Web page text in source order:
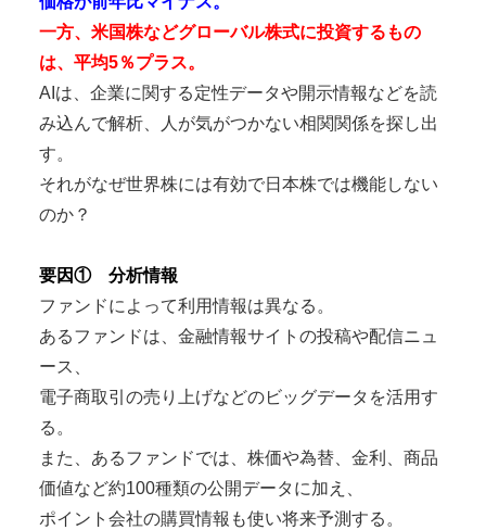
一方、米国株などグローバル株式に投資するもの
は、平均5％プラス。
AIは、企業に関する定性データや開示情報などを読
み込んで解析、人が気がつかない相関関係を探し出
す。
それがなぜ世界株には有効で日本株では機能しない
のか？
要因① 分析情報
ファンドによって利用情報は異なる。
あるファンドは、金融情報サイトの投稿や配信ニュ
ース、
電子商取引の売り上げなどのビッグデータを活用す
る。
また、あるファンドでは、株価や為替、金利、商品
価値など約100種類の公開データに加え、
ポイント会社の購買情報も使い将来予測する。